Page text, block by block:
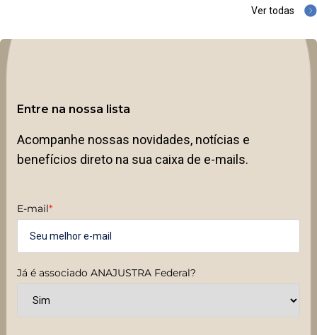
Ver todas
Entre na nossa lista
Acompanhe nossas novidades, notícias e
benefícios direto na sua caixa de e-mails.
E-mail*
Já é associado ANAJUSTRA Federal?